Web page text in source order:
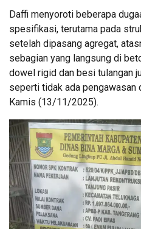
Daffi menyoroti beberapa
spesifikasi, terutama pada
setelah dipasang agregat,
sebagian yang langsung di
dowel rigid dan besi tulangan
seperti tidak ada pengawasan
Kamis (13/11/2025).